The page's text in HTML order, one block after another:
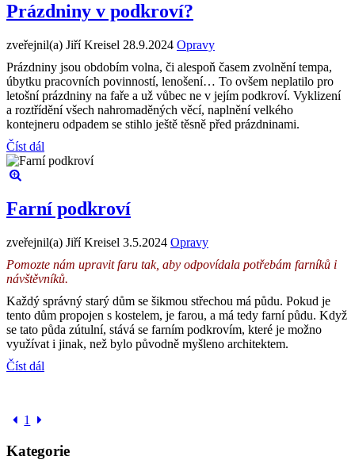
Prázdniny v podkroví?
zveřejnil(a) Jiří Kreisel 28.9.2024 Opravy
Prázdniny jsou obdobím volna, či alespoň časem zvolnění tempa,
úbytku pracovních povinností, lenošení… To ovšem neplatilo pro
letošní prázdniny na faře a už vůbec ne v jejím podkroví. Vyklizení
a roztřídění všech nahromaděných věcí, naplnění velkého
kontejneru odpadem se stihlo ještě těsně před prázdninami.
Číst dál
Farní podkroví
zveřejnil(a) Jiří Kreisel 3.5.2024 Opravy
Pomozte nám upravit faru tak, aby odpovídala potřebám farníků i
návštěvníků.
Každý správný starý dům se šikmou střechou má půdu. Pokud je
tento dům propojen s kostelem, je farou, a má tedy farní půdu. Když
se tato půda zútulní, stává se farním podkrovím, které je možno
využívat i jinak, než bylo původně myšleno architektem.
Číst dál
1
Kategorie